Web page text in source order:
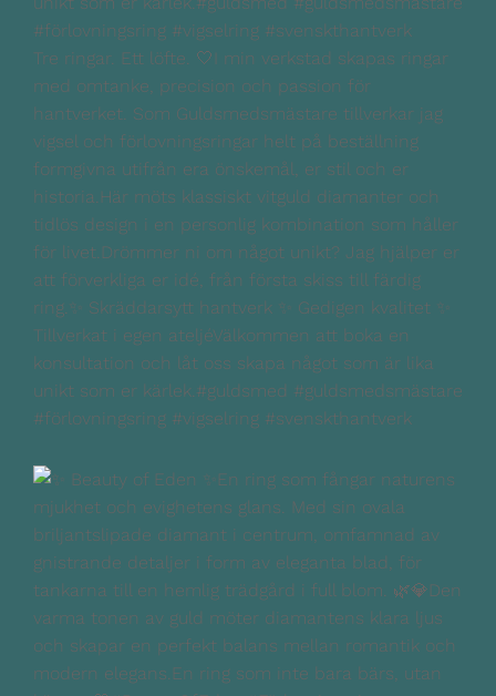
Tre ringar. Ett löfte. 🤍I min verkstad skapas ringar
med omtanke, precision och passion för
hantverket. Som Guldsmedsmästare tillverkar jag
vigsel och förlovningsringar helt på beställning
formgivna utifrån era önskemål, er stil och er
historia.Här möts klassiskt vitguld diamanter och
tidlös design i en personlig kombination som håller
för livet.Drömmer ni om något unikt? Jag hjälper er
att förverkliga er idé, från första skiss till färdig
ring.✨ Skräddarsytt hantverk ✨ Gedigen kvalitet ✨
Tillverkat i egen ateljéVälkommen att boka en
konsultation och låt oss skapa något som är lika
unikt som er kärlek.#guldsmed #guldsmedsmästare
#förlovningsring #vigselring #svenskthantverk